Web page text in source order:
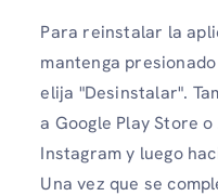
Para reinstalar la
mantenga
elija "Desinstalar".
a Google Play Store
Instagram y luego
Una vez que se